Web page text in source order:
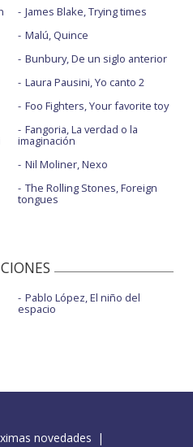
James Blake, Trying times
Malú, Quince
Bunbury, De un siglo anterior
Laura Pausini, Yo canto 2
Foo Fighters, Your favorite toy
Fangoria, La verdad o la
imaginación
Nil Moliner, Nexo
The Rolling Stones, Foreign
tongues
Pablo López, El niño del
espacio
novedades